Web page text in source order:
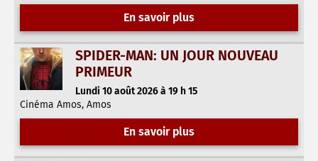
En savoir plus
SPIDER-MAN: UN JOUR NOUVEAU
PRIMEUR
Lundi 10 août 2026 à 19 h 15
Cinéma Amos, Amos
En savoir plus